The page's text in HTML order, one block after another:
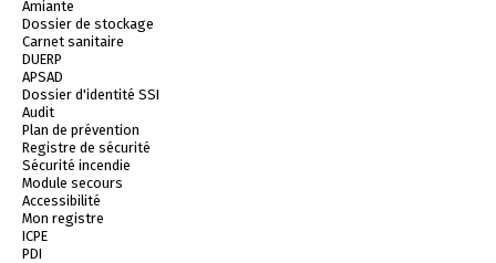
Amiante
Dossier de stockage
Carnet sanitaire
DUERP
APSAD
Dossier d'identité SSI
Audit
Plan de prévention
Registre de sécurité
Sécurité incendie
Module secours
Accessibilité
Mon registre
ICPE
PDI